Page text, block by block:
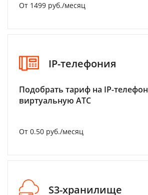
От 1499 руб./месяц
IP-телефония
Подобрать тариф на IP-
виртуальную АТС
От 0.50 руб./месяц
S3-хранилище